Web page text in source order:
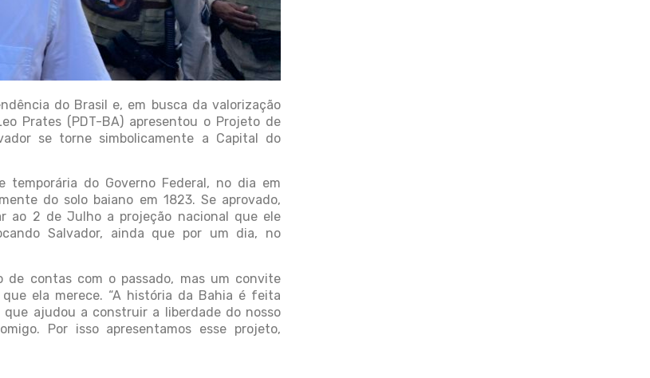
do Brasil e, em busca da valorização
Prates (PDT-BA) apresentou o Projeto de
se torne simbolicamente a Capital do
do Governo Federal, no dia em
do solo baiano em 1823. Se aprovado,
ao 2 de Julho a projeção nacional que ele
Salvador, ainda que por um dia, no
de contas com o passado, mas um convite
ela merece. “A história da Bahia é feita
ajudou a construir a liberdade do nosso
Por isso apresentamos esse projeto,